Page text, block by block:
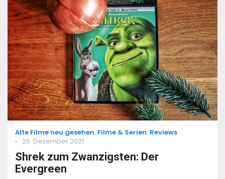
sind
wir
Categories
Alte Filme neu gesehen, Filme & Serien, Reviews
Posted
on
26. Dezember 2021
Shrek zum Zwanzigsten: Der
Evergreen